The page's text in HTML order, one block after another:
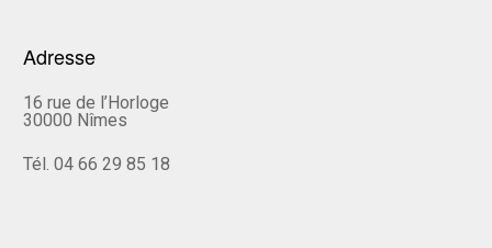
Adresse
16 rue de l’Horloge
30000 Nîmes
Tél. 04 66 29 85 18